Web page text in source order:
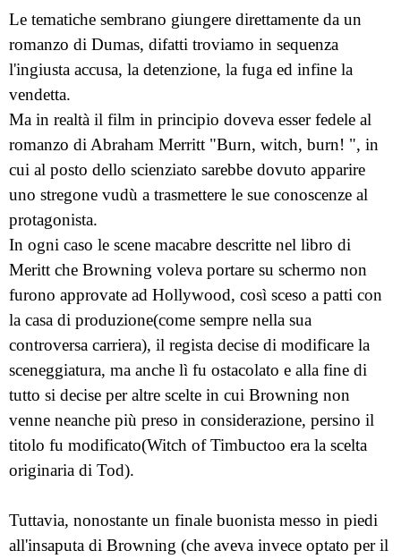
Le tematiche sembrano giungere direttamente da un
romanzo di Dumas, difatti troviamo in sequenza
l'ingiusta accusa, la detenzione, la fuga ed infine la
vendetta.
Ma in realtà il film in principio doveva esser fedele al
romanzo di Abraham Merritt "Burn, witch, burn! ", in
cui al posto dello scienziato sarebbe dovuto apparire
uno stregone vudù a trasmettere le sue conoscenze al
protagonista.
In ogni caso le scene macabre descritte nel libro di
Meritt che Browning voleva portare su schermo non
furono approvate ad Hollywood, così sceso a patti con
la casa di produzione(come sempre nella sua
controversa carriera), il regista decise di modificare la
sceneggiatura, ma anche lì fu ostacolato e alla fine di
tutto si decise per altre scelte in cui Browning non
venne neanche più preso in considerazione, persino il
titolo fu modificato(Witch of Timbuctoo era la scelta
originaria di Tod).
Tuttavia, nonostante un finale buonista messo in piedi
all'insaputa di Browning (che aveva invece optato per il